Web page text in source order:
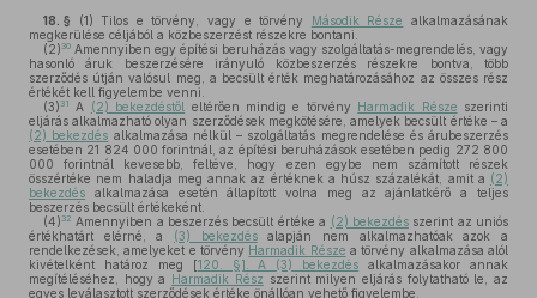
18. § (1) Tilos e törvény, vagy e törvény Második Része
alkalmazásának
megkerülése céljából a közbeszerzést részekre bontani.
(2) 30 Amennyiben egy építési beruházás vagy szolgáltatás-megrendelés, vagy
hasonló áruk beszerzésére irányuló közbeszerzés részekre bontva, több
szerződés útján valósul meg, a becsült érték meghatározásához az összes rész
értékét kell figyelembe venni.
(3) 31 A (2) bekezdéstől eltérően mindig e törvény Harmadik Része szerinti
eljárás alkalmazható olyan szerződések megkötésére, amelyek becsült értéke – a
(2) bekezdés alkalmazása nélkül – szolgáltatás megrendelése és árubeszerzés
esetében 21 824 000 forintnál, az építési beruházások esetében pedig 272 800
000 forintnál kevesebb, feltéve, hogy ezen egybe nem számított részek
összértéke nem haladja meg annak az értéknek a húsz százalékát, amit a (2)
bekezdés alkalmazása esetén állapított volna meg az ajánlatkérő a teljes
beszerzés becsült értékeként.
(4) 32 Amennyiben a beszerzés becsült értéke a (2) bekezdésszerint az uniós
értékhatárt elérné, a (3) bekezdésalapján nem alkalmazhatóak azok a
rendelkezések, amelyeket e törvény Harmadik Része a törvény alkalmazása alól
kivételként határoz meg [120. §]. A (3) bekezdés alkalmazásakor annak
megítéléséhez, hogy a Harmadik Rész szerint milyen eljárás folytatható le, az
egyes leválasztott szerződések értéke önállóan vehető figyelembe.